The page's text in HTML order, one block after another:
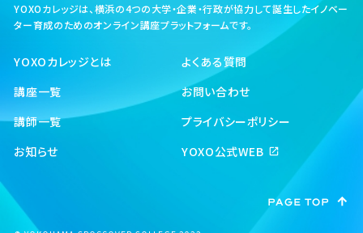
YOXOカレッジは、横浜の4つの大学・企業・行政が協力して誕生したイノベー
ター育成のためのオンライン講座プラットフォームです。
YOXOカレッジとは
講座一覧
講師一覧
お知らせ
よくある質問
お問い合わせ
プライバシーポリシー
YOXO公式WEB open_in_new
PAGE TOP